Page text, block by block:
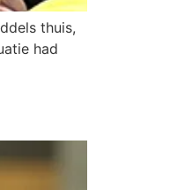
thuis,
had